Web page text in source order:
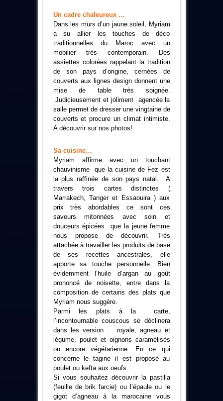
Un cadre chaleureux …
Dans les murs d’un jaune soleil, Myriam
a su allier les touches de déco
traditionnelles du Maroc avec un
mobilier très contemporain. Des
assiettes colorées rappelant la tradition
de son pays d’origine, cernées de
couverts aux lignes design donnent une
mise de table très soignée.
Judicieusement et joliment agencée la
salle permet de dresser une vingtaine de
couverts et procure un climat intimiste.
A découvrir sur nos photos!
Sa cuisine…
Myriam affirme avec un touchant
chauvinisme que la cuisine de Fez est
la plus raffinée de son pays natal. A
travers trois cartes distinctes (
Marrakech, Tanger et Essaouira ) aux
prix très abordables ce sont ces
saveurs mitonnées avec soin et
douceurs épicées que la jeune femme
nous propose de découvrir. Très
attachée à travailler les produits de base
de ses recettes ancestrales, elle
apporte sa touche personnelle. Bien
évidemment l’huile d’argan au goût
prononcé de noisette, entre dans la
composition de certains des plats que
Myriam nous suggère.
Parmi les plats à la carte,
l’incontournable couscous se déclinera
dans les version : royale, agneau et
légume, poulet et oignons caramélisés
ou encore végétarienne. En ce qui
concerne le tagine il est proposé au
poulet ou kefta aux oeufs.
Si vous souhaitez découvrir la pastilla
(feuille de brik farcie) ou l’épaule ou le
gigot d’agneau à la marocaine vous